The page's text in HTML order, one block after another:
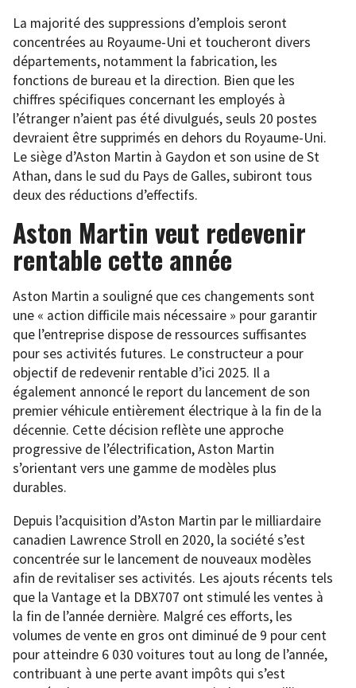
La majorité des suppressions d’emplois seront
concentrées au Royaume-Uni et toucheront divers
départements, notamment la fabrication, les
fonctions de bureau et la direction. Bien que les
chiffres spécifiques concernant les employés à
l’étranger n’aient pas été divulgués, seuls 20 postes
devraient être supprimés en dehors du Royaume-Uni.
Le siège d’Aston Martin à Gaydon et son usine de St
Athan, dans le sud du Pays de Galles, subiront tous
deux des réductions d’effectifs.
Aston Martin veut redevenir
rentable cette année
Aston Martin a souligné que ces changements sont
une « action difficile mais nécessaire » pour garantir
que l’entreprise dispose de ressources suffisantes
pour ses activités futures. Le constructeur a pour
objectif de redevenir rentable d’ici 2025. Il a
également annoncé le report du lancement de son
premier véhicule entièrement électrique à la fin de la
décennie. Cette décision reflète une approche
progressive de l’électrification, Aston Martin
s’orientant vers une gamme de modèles plus
durables.
Depuis l’acquisition d’Aston Martin par le milliardaire
canadien Lawrence Stroll en 2020, la société s’est
concentrée sur le lancement de nouveaux modèles
afin de revitaliser ses activités. Les ajouts récents tels
que la Vantage et la DBX707 ont stimulé les ventes à
la fin de l’année dernière. Malgré ces efforts, les
volumes de vente en gros ont diminué de 9 pour cent
pour atteindre 6 030 voitures tout au long de l’année,
contribuant à une perte avant impôts qui s’est